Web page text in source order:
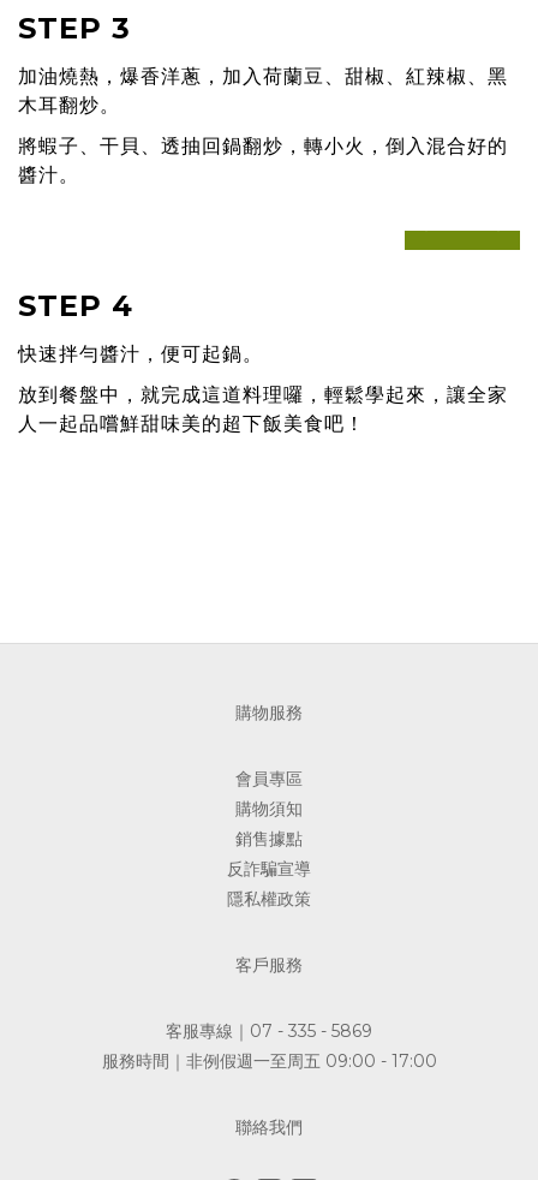
STEP 3
加油燒熱，爆香洋蔥，加入荷蘭豆、甜椒、紅辣椒、黑
木耳翻炒。
將蝦子、干貝、透抽回鍋翻炒，轉小火，倒入混合好的
醬汁。
STEP 4
快速拌勻醬汁，便可起鍋。
放到餐盤中，就完成這道料理囉，輕鬆學起來，讓全家
人一起品嚐鮮甜味美的超下飯美食吧！
購物服務
會員專區
購物須知
銷售據點
反詐騙宣導
隱私權政策
客戶服務
客服專線｜07 - 335 - 5869
服務時間｜非例假週一至周五 09:00 - 17:00
聯絡我們